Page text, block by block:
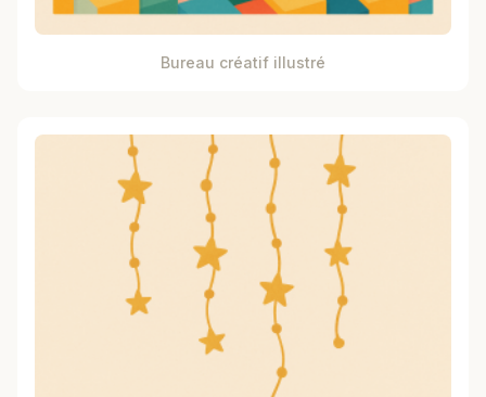
Bureau créatif illustré